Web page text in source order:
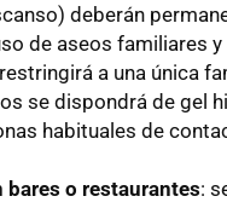
deberán
de aseos familiares
a una única
se dispondrá de gel
habituales de
bares o restaurantes: